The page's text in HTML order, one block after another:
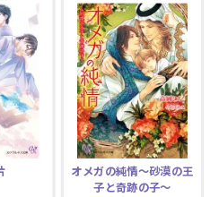
ロード
オメガの純情〜砂漠の王
子と奇跡の子〜